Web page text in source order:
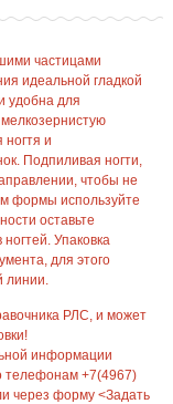
частицами
идеальной гладкой
удобна для
ногтя и
Подпиливая ногти,
чтобы не
формы используйте
оставьте
Упаковка
для этого
линии.
РЛС, и может
информации
телефонам +7(4967)
через форму <Задать